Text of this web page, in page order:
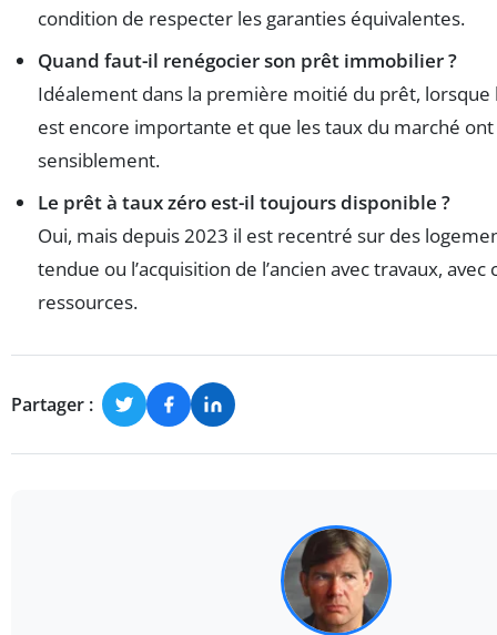
condition de respecter les garanties équivalentes.
Quand faut-il renégocier son prêt immobilier ?
Idéalement dans la première moitié du prêt,
est encore importante et que les taux du marché ont
sensiblement.
Le prêt à taux zéro est-il toujours disponible ?
Oui, mais depuis 2023 il est recentré sur des
tendue ou l’acquisition de l’ancien avec travaux,
ressources.
Partager :